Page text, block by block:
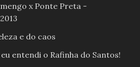
x Ponte Preta -
e do caos
entendi o Rafinha do Santos!